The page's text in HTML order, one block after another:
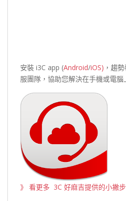
安裝 i3C app (Android/iOS) ，趨
服團隊，協助您解決在手機或電腦
》 看更多 3C 好麻吉提供的小撇步